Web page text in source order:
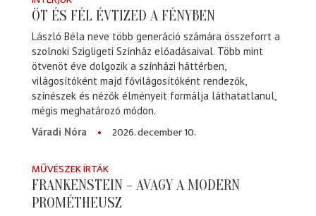
ÖT ÉS FÉL ÉVTIZED A FÉNYBEN
László Béla neve több generáció számára összeforrt a
szolnoki Szigligeti Színház előadásaival. Több mint
ötvenöt éve dolgozik a színházi háttérben,
világosítóként majd fővilágosítóként rendezők,
színészek és nézők élményeit formálja láthatatlanul,
mégis meghatározó módon.
Váradi Nóra
2026. december 10.
MŰVÉSZEK ÍRTÁK
FRANKENSTEIN – AVAGY A MODERN
PROMÉTHEUSZ